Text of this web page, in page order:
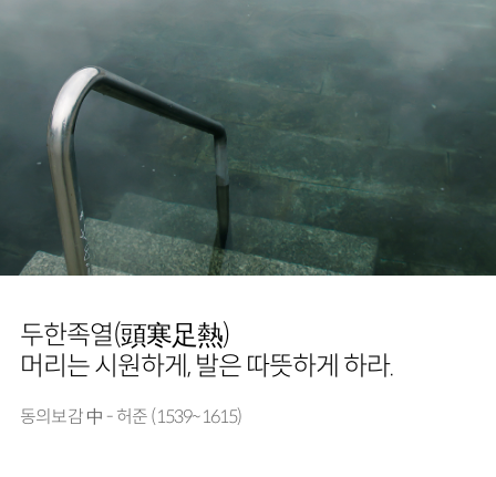
두한족열(頭寒足熱)
머리는 시원하게, 발은 따뜻하게 하라.
동의보감 中 - 허준 (1539~1615)